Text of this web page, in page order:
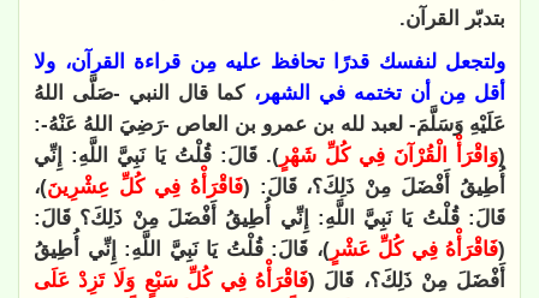
بتدبّر القرآن.
ولتجعل لنفسك قدرًا تحافظ عليه مِن قراءة القرآن، ولا
أقل مِن أن تختمه في الشهر، كما قال النبي -صَلَّى اللهُ
عَلَيْهِ وَسَلَّمَ- لعبد لله بن عمرو بن العاص -رَضِيَ اللهُ عَنْهُ-:
(وَاقْرَأْ الْقُرْآنَ فِي كُلِّ شَهْرٍ ). قَالَ: قُلْتُ يَا نَبِيَّ اللَّهِ: إِنِّي
أُطِيقُ أَفْضَلَ مِنْ ذَلِكَ؟، قَالَ: (فَاقْرَأْهُ فِي كُلِّ عِشْرِينَ)،
قَالَ: قُلْتُ يَا نَبِيَّ اللَّهِ: إِنِّي أُطِيقُ أَفْضَلَ مِنْ ذَلِكَ؟ قَالَ:
(فَاقْرَأْهُ فِي كُلِّ عَشْرٍ)، قَالَ: قُلْتُ يَا نَبِيَّ اللَّهِ: إِنِّي أُطِيقُ
أَفْضَلَ مِنْ ذَلِكَ؟، قَالَ (فَاقْرَأْهُ فِي كُلِّ سَبْعٍ وَلَا تَزِدْ عَلَى